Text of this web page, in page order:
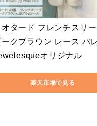
オタード フレンチスリ
ークブラウン レース バ
オリジナル
楽天市場で見る